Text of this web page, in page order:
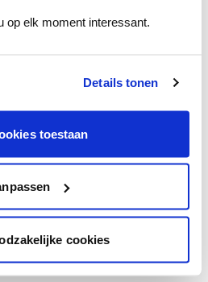
op elk moment interessant.
Details tonen
toestaan
cookies
à domicile
votre mobilier.
technologique de vos